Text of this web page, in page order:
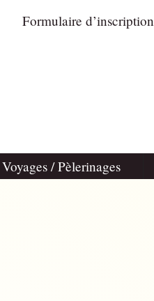
Formulaire
Voyages / Pèlerinages